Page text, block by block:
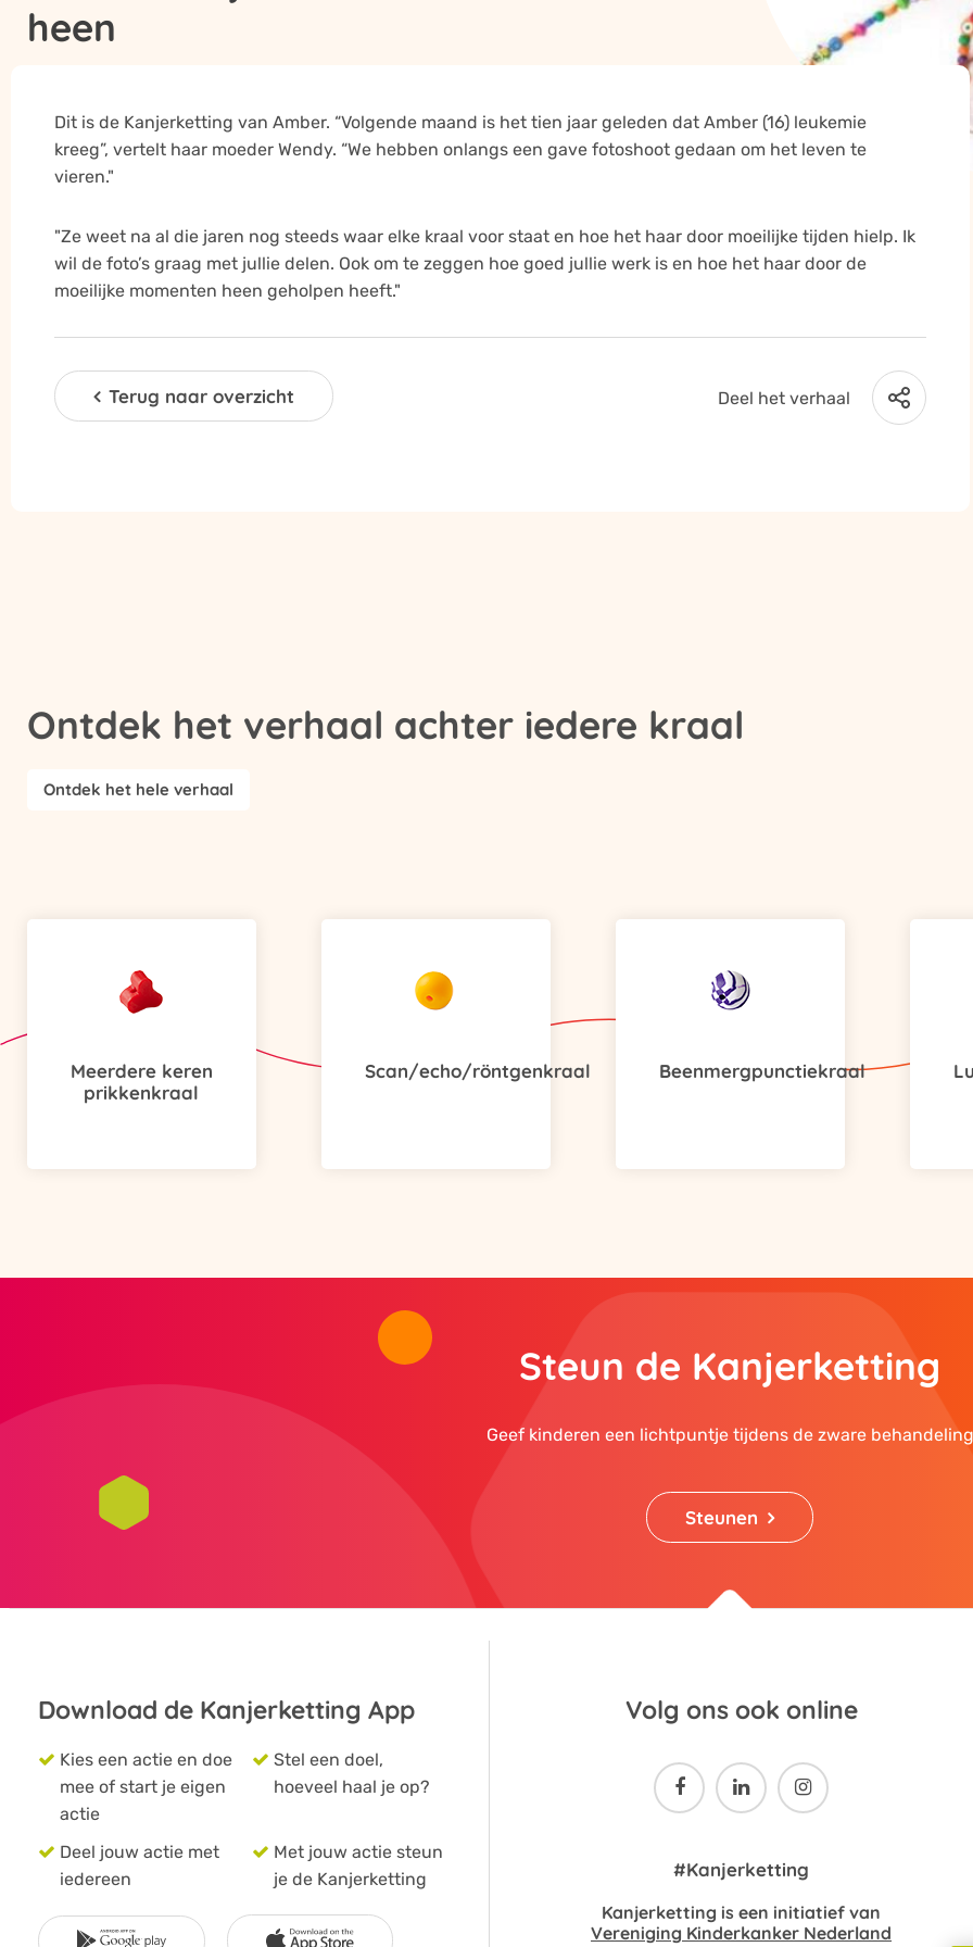
heen
Dit is de Kanjerketting van Amber. “Volgende maand is het tien jaar geleden dat Amber (16) leukemie
kreeg”, vertelt haar moeder Wendy. “We hebben onlangs een gave fotoshoot gedaan om het leven te
vieren."
"Ze weet na al die jaren nog steeds waar elke kraal voor staat en hoe het haar door moeilijke tijden hielp. Ik
wil de foto’s graag met jullie delen. Ook om te zeggen hoe goed jullie werk is en hoe het haar door de
moeilijke momenten heen geholpen heeft."
Terug naar overzicht Deel het verhaal
Ontdek het verhaal achter iedere kraal
Ontdek het hele verhaal
Meerdere keren
prikkenkraal
Scan/echo/röntgenkraal Beenmergpunctiekraal
Steun de Kanjerketting
Geef kinderen een lichtpuntje tijdens de zware behandeling
Steunen
Download de Kanjerketting App
Kies een actie en doe
mee of start je eigen
actie
Stel een doel,
hoeveel haal je op?
Deel jouw actie met
iedereen
Met jouw actie steun
je de Kanjerketting
Volg ons ook online
  
#Kanjerketting
Kanjerketting is een initiatief van
Vereniging Kinderkanker Nederland